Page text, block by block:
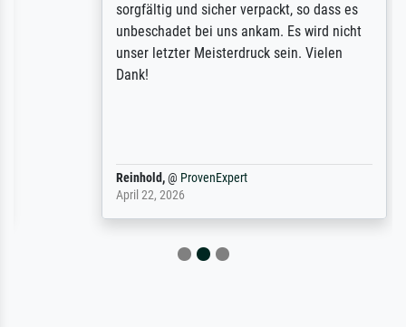
sorgfältig und sicher verpackt, so dass es
unbeschadet bei uns ankam. Es wird nicht
unser letzter Meisterdruck sein. Vielen
Reinhold,@ProvenExpert
April 22, 2026